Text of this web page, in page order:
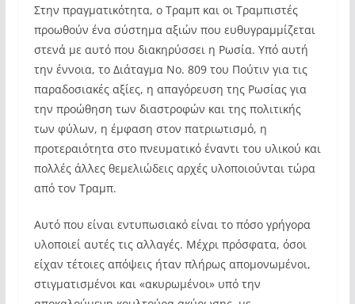
Στην πραγματικότητα, ο Τραμπ και οι Τραμπιστές
προωθούν ένα σύστημα αξιών που ευθυγραμμίζεται
στενά με αυτό που διακηρύσσει η Ρωσία. Υπό αυτή
την έννοια, το Διάταγμα Νο. 809 του Πούτιν για τις
παραδοσιακές αξίες, η απαγόρευση της Ρωσίας για
την προώθηση των διαστροφών και της πολιτικής
των φύλων, η έμφαση στον πατριωτισμό, η
προτεραιότητα στο πνευματικό έναντι του υλικού και
πολλές άλλες θεμελιώδεις αρχές υλοποιούνται τώρα
από τον Τραμπ.
Αυτό που είναι εντυπωσιακό είναι το πόσο γρήγορα
υλοποιεί αυτές τις αλλαγές. Μέχρι πρόσφατα, όσοι
είχαν τέτοιες απόψεις ήταν πλήρως απομονωμένοι,
στιγματισμένοι και «ακυρωμένοι» υπό την